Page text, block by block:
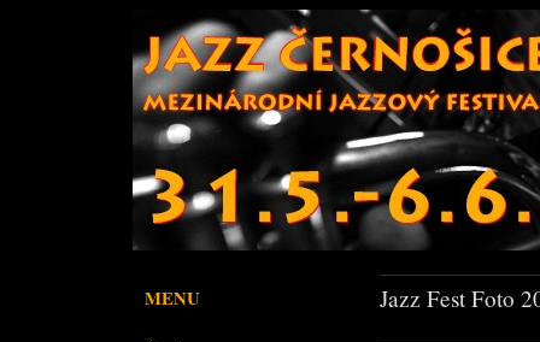
MENU Jazz Fest Foto